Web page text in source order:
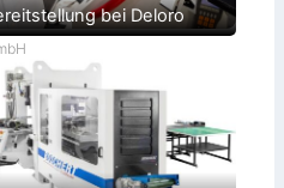
bei Deloro